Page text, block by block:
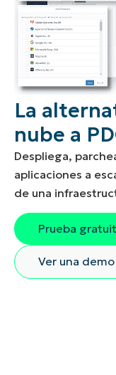
La
nube a
Despliega,
aplicaciones a
de una
Prueba
Ver una demo